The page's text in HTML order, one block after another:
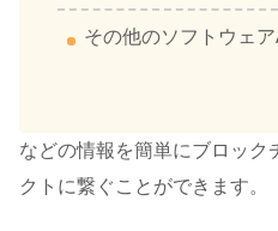
その他のソフトウェア
などの情報を簡単にブロック
クトに繋ぐことができます。